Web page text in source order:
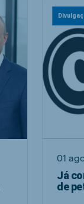
01
Já
de